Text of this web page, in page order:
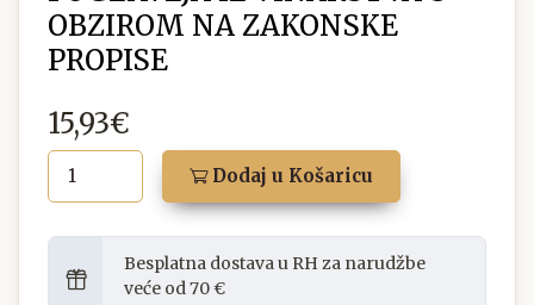
OBZIROM NA ZAKONSKE
PROPISE
15,93€
Dodaj u Košaricu
Besplatna dostava u RH za narudžbe
veće od 70 €